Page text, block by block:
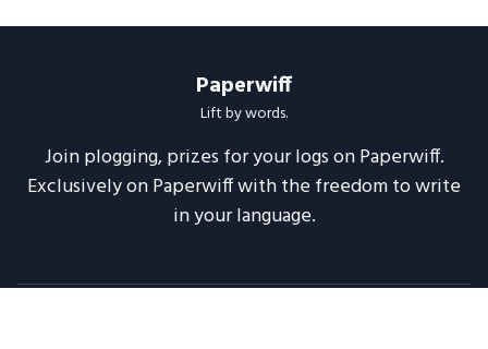
Paperwiff
Lift by words.
Join plogging, prizes for your logs on Paperwiff.
Exclusively on Paperwiff with the freedom to write
in your language.